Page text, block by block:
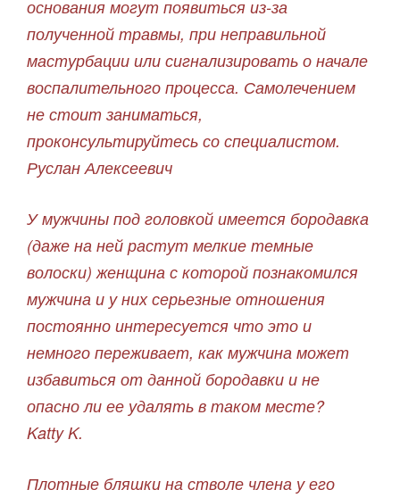
основания могут появиться из-за
полученной травмы, при неправильной
мастурбации или сигнализировать о начале
воспалительного процесса. Самолечением
не стоит заниматься,
проконсультируйтесь со специалистом.
Руслан Алексеевич
У мужчины под головкой имеется бородавка
(даже на ней растут мелкие темные
волоски) женщина с которой познакомился
мужчина и у них серьезные отношения
постоянно интересуется что это и
немного переживает, как мужчина может
избавиться от данной бородавки и не
опасно ли ее удалять в таком месте?
Katty K.
Плотные бляшки на стволе члена у его